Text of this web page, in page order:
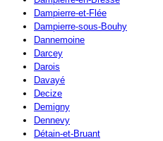
Dampierre-et-Flée
Dampierre-sous-Bouhy
Dannemoine
Darcey
Darois
Davayé
Decize
Demigny
Dennevy
Détain-et-Bruant